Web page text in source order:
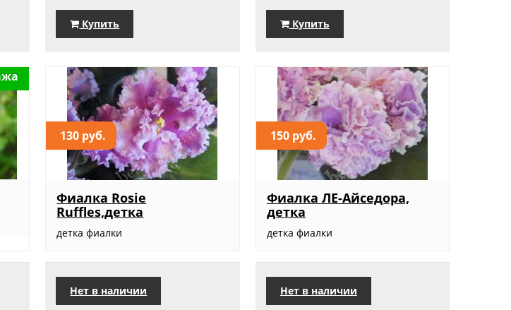
Купить Купить
130 руб.
Фиалка Rosie
Ruffles,детка
детка фиалки
Нет в наличии
150 руб.
Фиалка ЛЕ-Айседора,
детка
детка фиалки
Нет в наличии